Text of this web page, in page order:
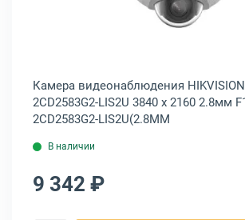
DS-2CD2T83G2-2I(2.8MM)
HIKVISION DS-2CD2723
Открыть
Камера видеонаблюдения
2CD2583G2-LIS2U 3840 x 2160 2.8мм
2CD2583G2-LIS2U(2.8MM
В наличии
9 342 ₽